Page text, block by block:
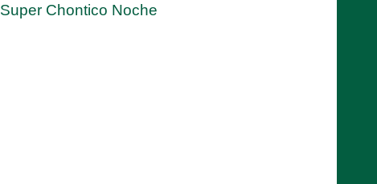
Super Chontico Noche